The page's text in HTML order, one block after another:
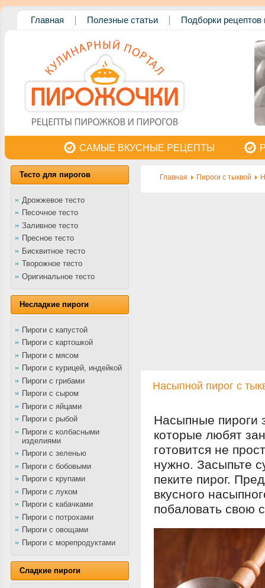
Главная Полезные статьи Подборки рецептов
САМЫЕ ВКУСНЫЕ РЕЦЕПТЫ
Тесто для пирогов
Дрожжевое тесто
Песочное тесто
Заливное тесто
Пресное тесто
Бисквитное тесто
Творожное тесто
Оригинальное тесто
Несладкие пироги
Пироги с капустой
Пироги с картошкой
Пироги с мясом
Пироги с курицей, индейкой
Пироги с грибами
Пироги с сыром
Пироги с яйцами
Пироги с рыбой
Пироги с колбасными
изделиями
Пироги с зеленью
Пироги с бобовыми
Пироги с крупами
Пироги с луком
Пироги с кабачками
Пироги с потрохами
Пироги с овощами
Пироги с морепродуктами
Сладкие пироги
Главная Пироги с тыквой
Насыпной пирог с
Насыпные пироги
которые любят
готовится не
нужно. Засыпьте
пеките пирог.
вкусного
побаловать свою